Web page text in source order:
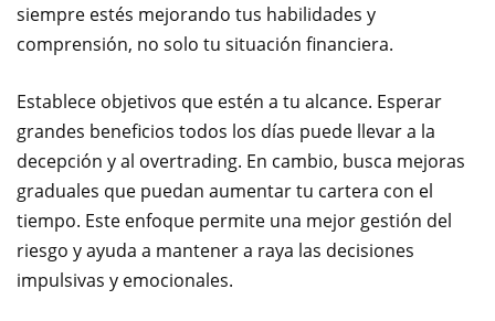
siempre estés mejorando tus habilidades y
comprensión, no solo tu situación financiera.
Establece objetivos que estén a tu alcance. Esperar
grandes beneficios todos los días puede llevar a la
decepción y al overtrading. En cambio, busca mejoras
graduales que puedan aumentar tu cartera con el
tiempo. Este enfoque permite una mejor gestión del
riesgo y ayuda a mantener a raya las decisiones
impulsivas y emocionales.